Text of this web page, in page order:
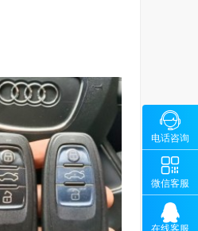

电话咨询
咨询

微信客服

在线客服